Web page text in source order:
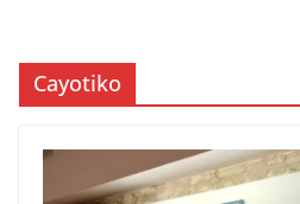
Cayotiko